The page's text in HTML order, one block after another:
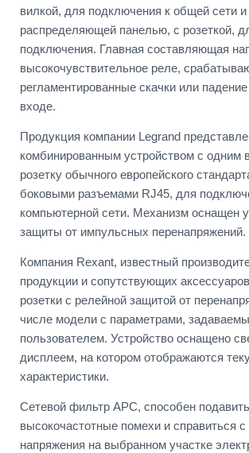
вилкой, для подключения к общей сети и
распределяющей панелью, с розеткой,
подключения. Главная составляющая
высокочувствительное реле,
регламентированные скачки или
входе.
Продукция компании Legrand
комбинированным устройством с одним
розетку обычного европейского
боковыми разъемами RJ45, для
компьютерной сети. Механизм оснащен
защиты от импульсных перенапряжений.
Компания Rexant, известный
продукции и сопутствующих
розетки с релейной защитой от
числе модели с параметрами,
пользователем. Устройство оснащено
дисплеем, на котором отображаются
характеристики.
Сетевой фильтр АРС, способен подавить
высокочастотные помехи и справиться
напряжения на выбранном участке